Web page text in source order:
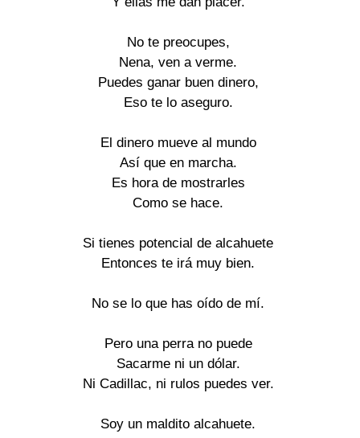
No te preocupes,
Nena, ven a verme.
Puedes ganar buen dinero,
Eso te lo aseguro.
El dinero mueve al mundo
Así que en marcha.
Es hora de mostrarles
Como se hace.
Si tienes potencial de alcahuete
Entonces te irá muy bien.
No se lo que has oído de mí.
Pero una perra no puede
Sacarme ni un dólar.
Ni Cadillac, ni rulos puedes ver.
Soy un maldito alcahuete.